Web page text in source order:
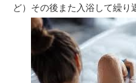
ど）その後また入浴して繰り